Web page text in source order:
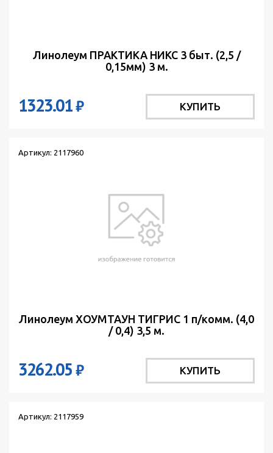
Линолеум ПРАКТИКА НИКС 3 быт. (2,5 /
0,15мм) 3 м.
1323.01₽ КУПИТЬ
Артикул: 2117960
Линолеум ХОУМТАУН ТИГРИС 1 п/комм. (4,0
/ 0,4) 3,5 м.
3262.05₽ КУПИТЬ
Артикул: 2117959